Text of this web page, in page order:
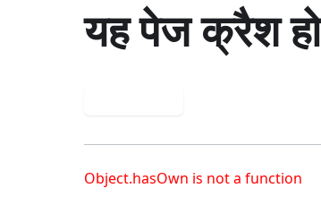
यह पेज क्रैश
Object.hasOwn is not a function